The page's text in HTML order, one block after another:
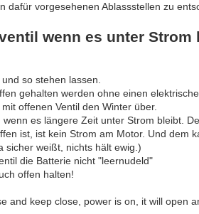
dafür vorgesehenen Ablassstellen zu
wenn es unter Strom
so stehen lassen.
gehalten werden ohne einen
offenen Ventil den Winter über.
es längere Zeit unter Strom bleibt.
ist, ist kein Strom am Motor. Und dem
sicher weißt, nichts hält ewig.)
die Batterie nicht "leernudeld"
offen halten!
and keep close, power is on, it will open